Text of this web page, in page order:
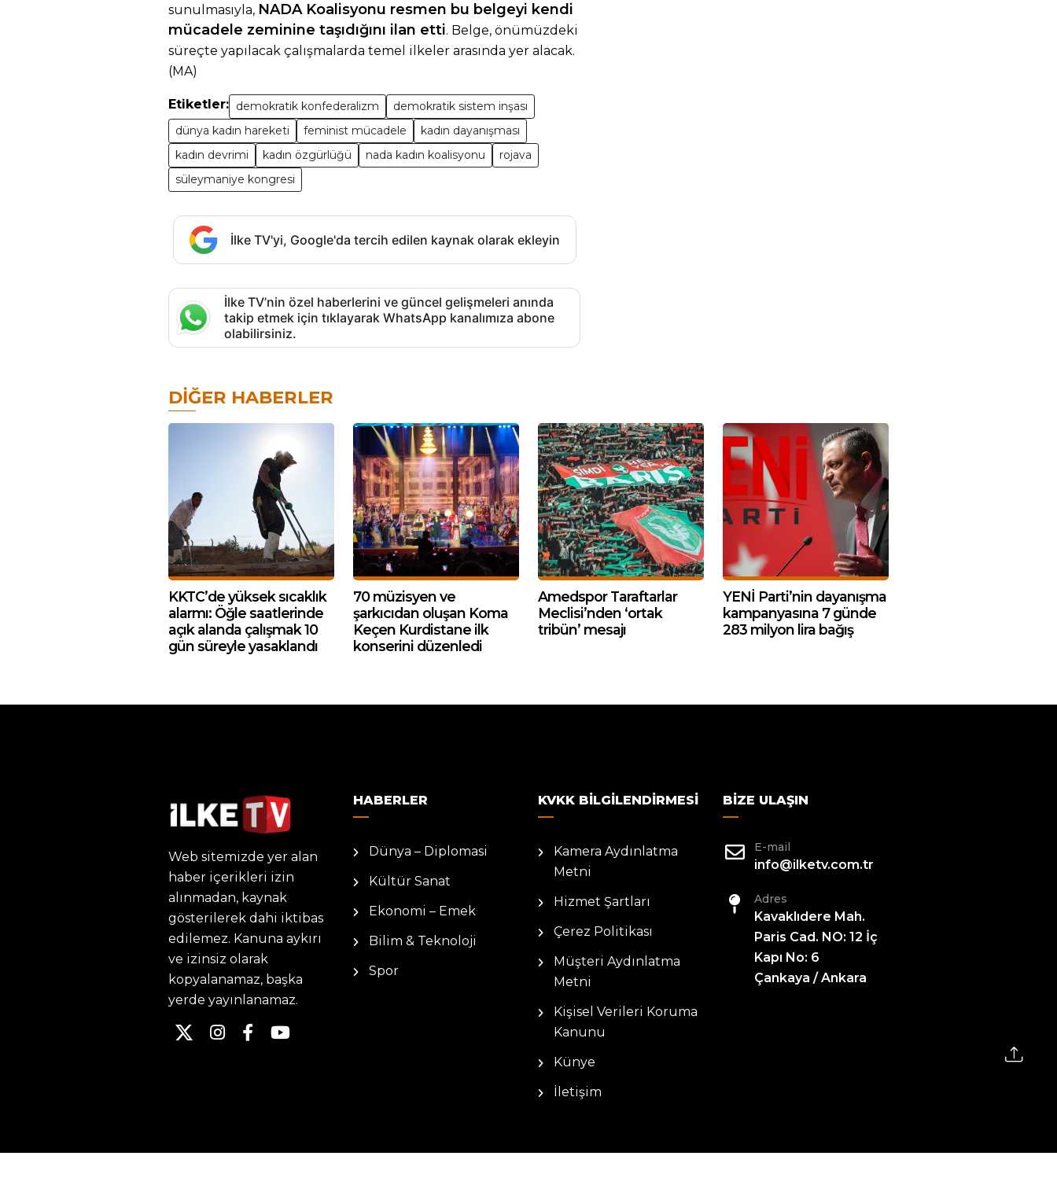
sunulmasıyla, NADA Koalisyonu resmen bu belgeyi kendi
mücadele zeminine taşıdığını ilan etti. Belge, önümüzdeki
süreçte yapılacak çalışmalarda temel ilkeler arasında yer alacak.
(MA)
Etiketler: demokratik konfederalizm
demokratik sistem inşası
dünya kadın hareketi
feminist mücadele
kadın dayanışması
kadın devrimi
kadın özgürlüğü nada kadın koalisyonu
rojava
süleymaniye kongresi
İlke TV'yi, Google'da tercih edilen kaynak olarak ekleyin
İlke TV’nin özel haberlerini ve güncel gelişmeleri anında
takip etmek için tıklayarak WhatsApp kanalımıza abone
olabilirsiniz.
DIĞER HABERLER
KKTC’de yüksek sıcaklık
alarmı: Öğle saatlerinde
açık alanda çalışmak 10
gün süreyle yasaklandı
70 müzisyen ve
şarkıcıdan oluşan Koma
Keçen Kurdistane ilk
konserini düzenledi
Amedspor Taraftarlar
Meclisi’nden ‘ortak
tribün’ mesajı
YENİ Parti’nin dayanışma
kampanyasına 7 günde
283 milyon lira bağış
Web sitemizde yer alan
haber içerikleri izin
alınmadan, kaynak
gösterilerek dahi iktibas
edilemez. Kanuna aykırı
ve izinsiz olarak
kopyalanamaz, başka
yerde yayınlanamaz.
HABERLER
Dünya – Diplomasi
Kültür Sanat
Ekonomi – Emek
Bilim & Teknoloji
Spor
KVKK BILGILENDIRMESI
Kamera Aydınlatma
Metni
Hizmet Şartları
Çerez Politikası
Müşteri Aydınlatma
Metni
Kişisel Verileri Koruma
Kanunu
Künye
İletişim
BIZE ULAŞIN
E-mail
info@ilketv.com.tr
Adres
Kavaklıdere Mah.
Paris Cad. NO: 12 İç
Kapı No: 6
Çankaya / Ankara